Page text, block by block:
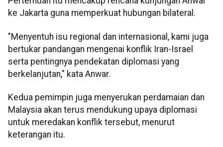
ke Jakarta guna memperkuat hubungan bilateral.
"Menyentuh isu regional dan internasional, kami juga
bertukar pandangan mengenai konflik Iran-Israel
serta pentingnya pendekatan diplomasi yang
berkelanjutan," kata Anwar.
Kedua pemimpin juga menyerukan perdamaian dan
Malaysia akan terus mendukung upaya diplomasi
untuk meredakan konflik tersebut, menurut
keterangan itu.